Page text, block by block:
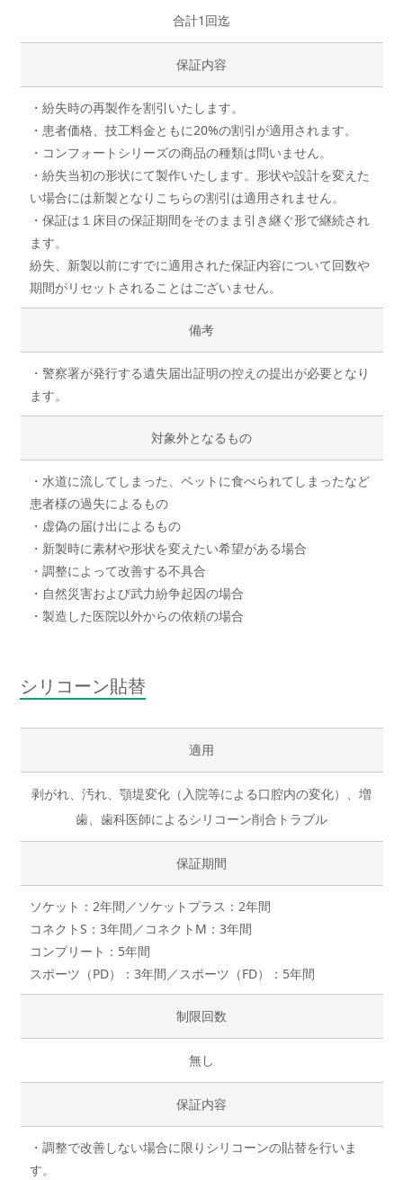
合計1回迄
保証内容
・紛失時の再製作を割引いたします。
・患者価格、技工料金ともに20%の割引が適用されます。
・コンフォートシリーズの商品の種類は問いません。
・紛失当初の形状にて製作いたします。形状や設計を変えた
い場合には新製となりこちらの割引は適用されません。
・保証は１床目の保証期間をそのまま引き継ぐ形で継続され
ます。
紛失、新製以前にすでに適用された保証内容について回数や
期間がリセットされることはございません。
備考
・警察署が発行する遺失届出証明の控えの提出が必要となり
ます。
対象外となるもの
・水道に流してしまった、ペットに食べられてしまったなど
患者様の過失によるもの
・虚偽の届け出によるもの
・新製時に素材や形状を変えたい希望がある場合
・調整によって改善する不具合
・自然災害および武力紛争起因の場合
・製造した医院以外からの依頼の場合
シリコーン貼替
適用
剥がれ、汚れ、顎堤変化（入院等による口腔内の変化）、増
歯、歯科医師によるシリコーン削合トラブル
保証期間
ソケット：2年間／ソケットプラス：2年間
コネクトS：3年間／コネクトM：3年間
コンプリート：5年間
スポーツ（PD）：3年間／スポーツ（FD）：5年間
制限回数
無し
保証内容
・調整で改善しない場合に限りシリコーンの貼替を行いま
す。